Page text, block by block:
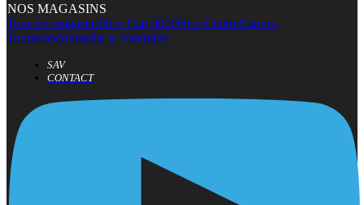
NOS MAGASINS
Tous les magasinsNice Cap 3000Nice CentreCannes
TourradesMarseille la Valentine
SAV
CONTACT